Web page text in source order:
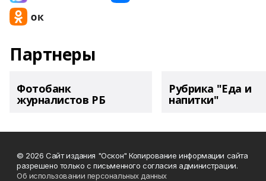
Партнеры
Фотобанк
журналистов РБ
Рубрика "Еда и
напитки"
© 2026 Сайт издания "Оскон" Копирование информации сайта
разрешено только с письменного согласия администрации.
Об использовании персональных данных